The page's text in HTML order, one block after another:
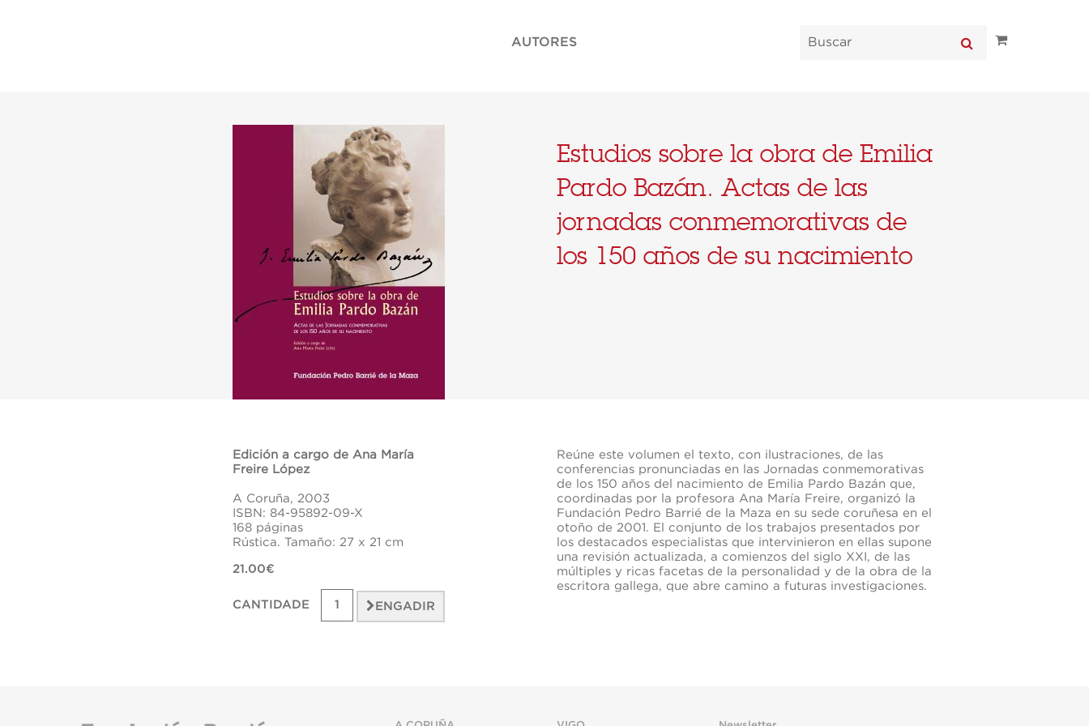
AUTORES
Estudios sobre la obra de Emilia
Pardo Bazán. Actas de las
jornadas conmemorativas de
los 150 años de su nacimiento
Edición a cargo de Ana María
Freire López
A Coruña, 2003
ISBN: 84-95892-09-X
168 páginas
Rústica. Tamaño: 27 x 21 cm
21.00€
CANTIDADE ENGADIR
Reúne este volumen el texto, con ilustraciones, de las
conferencias pronunciadas en las Jornadas conmemorativas
de los 150 años del nacimiento de Emilia Pardo Bazán que,
coordinadas por la profesora Ana María Freire, organizó la
Fundación Pedro Barrié de la Maza en su sede coruñesa en el
otoño de 2001. El conjunto de los trabajos presentados por
los destacados especialistas que intervinieron en ellas supone
una revisión actualizada, a comienzos del siglo XXI, de las
múltiples y ricas facetas de la personalidad y de la obra de la
escritora gallega, que abre camino a futuras investigaciones.